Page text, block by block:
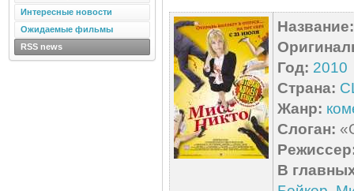
Название:
Год: 2010
Страна:
Жанр:
Слоган:
В
Интересные новости
Ожидаемые фильмы
RSS news